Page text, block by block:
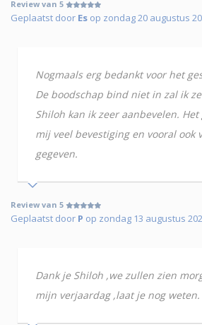
Review van 5
Geplaatst door Es op zondag 20 augustus
Nogmaals erg bedankt voor het
De boodschap bind niet in zal ik
Shiloh kan ik zeer aanbevelen.
mij veel bevestiging en vooral ook
gegeven.
Review van 5
Geplaatst door P op zondag 13 augustus
Dank je Shiloh ,we zullen zien
mijn verjaardag ,laat je nog